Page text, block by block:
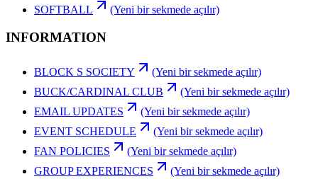
SOFTBALL
(Yeni bir sekmede açılır)
INFORMATION
BLOCK S SOCIETY
(Yeni bir sekmede açılır)
BUCK/CARDINAL CLUB
(Yeni bir sekmede açılır)
EMAIL UPDATES
(Yeni bir sekmede açılır)
EVENT SCHEDULE
(Yeni bir sekmede açılır)
FAN POLICIES
(Yeni bir sekmede açılır)
GROUP EXPERIENCES
(Yeni bir sekmede açılır)